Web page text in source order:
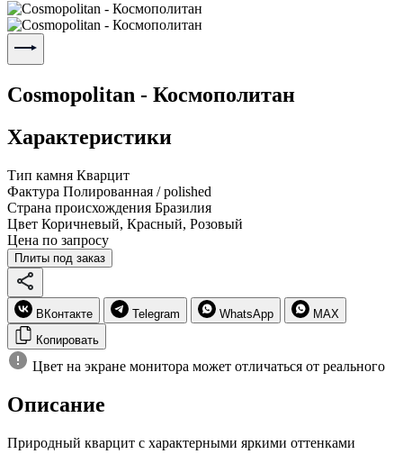
Cosmopolitan - Космополитан
Характеристики
Тип камня Кварцит
Фактура Полированная / polished
Страна происхождения Бразилия
Цвет Коричневый, Красный, Розовый
Цена по запросу
Плиты под заказ
ВКонтакте Telegram WhatsApp
MAX
Копировать
Цвет на экране монитора может отличаться от реального
Описание
Природный кварцит с характерными яркими оттенками